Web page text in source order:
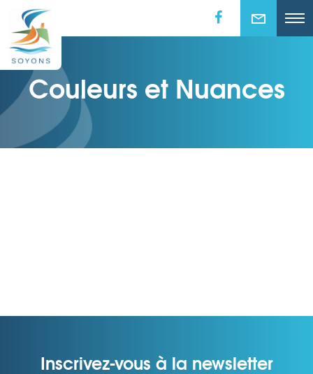
Couleurs et Nuances
Inscrivez-vous à la newsletter